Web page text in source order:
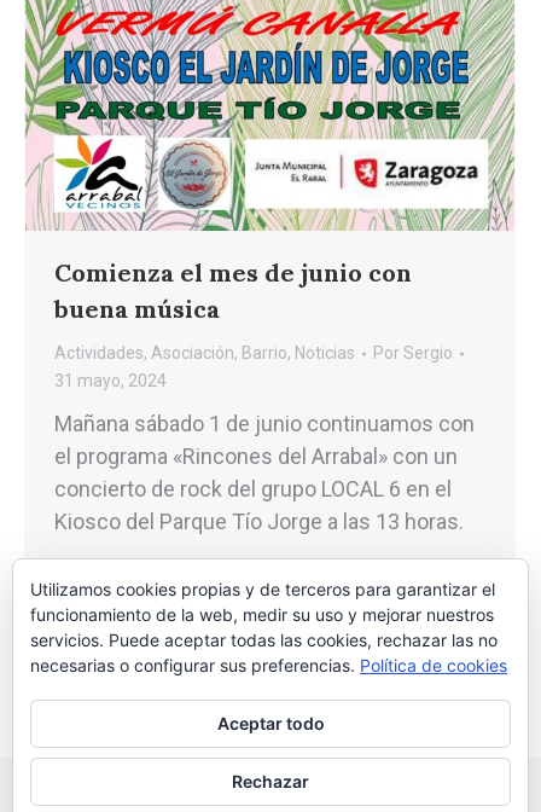
Comienza el mes de junio con
buena música
Actividades, Asociación, Barrio, Noticias PorSergio
31 mayo, 2024
Mañana sábado 1 de junio continuamos con
el programa «Rincones del Arrabal» con un
concierto de rock del grupo LOCAL 6 en el
Kiosco del Parque Tío Jorge a las 13 horas.
← 1 2 3 4 5 6 … 9 →
Utilizamos cookies propias y de terceros para garantizar el
funcionamiento de la web, medir su uso y mejorar nuestros
servicios. Puede aceptar todas las cookies, rechazar las no
necesarias o configurar sus preferencias. Política de cookies
Aceptar todo
Rechazar